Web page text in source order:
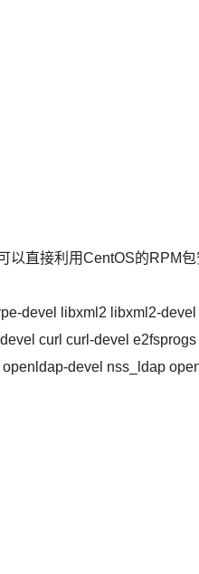
直接利用CentOS的RPM包
devel libxml2 libxml2-
curl curl-devel e2fsprogs
devel nss_ldap